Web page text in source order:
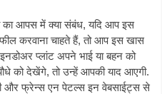
का आपस में क्या संबंध, यदि आप इस
करवाना चाहते हैं, तो आप इस खास
प्लांट अपने भाई या बहन को
को देखेंगे, तो उन्हें आपकी याद आएगी.
और फ्रेन्स एन पेटल्स इन वेबसाईट्स से